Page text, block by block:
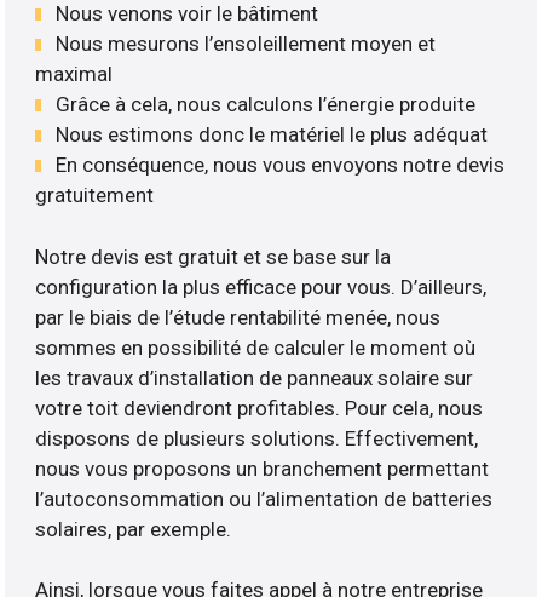
Nous venons voir le bâtiment
Nous mesurons l’ensoleillement moyen et
maximal
Grâce à cela, nous calculons l’énergie produite
Nous estimons donc le matériel le plus adéquat
En conséquence, nous vous envoyons notre devis
gratuitement
Notre devis est gratuit et se base sur la
configuration la plus efficace pour vous. D’ailleurs,
par le biais de l’étude rentabilité menée, nous
sommes en possibilité de calculer le moment où
les travaux d’installation de panneaux solaire sur
votre toit deviendront profitables. Pour cela, nous
disposons de plusieurs solutions. Effectivement,
nous vous proposons un branchement permettant
l’autoconsommation ou l’alimentation de batteries
solaires, par exemple.
Ainsi, lorsque vous faites appel à notre entreprise